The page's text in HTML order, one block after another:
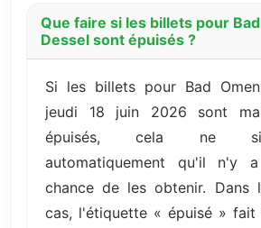
Que faire si les billets pour
Dessel sont épuisés ?
Si les billets pour Bad
jeudi 18 juin 2026 sont
épuisés, cela ne
automatiquement qu'il n'y
chance de les obtenir. Dans
cas, l'étiquette « épuisé » fait